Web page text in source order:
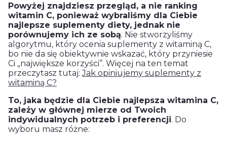
Powyżej znajdziesz przegląd, a nie ranking
witamin C, ponieważ wybraliśmy dla Ciebie
najlepsze suplementy diety, jednak nie
porównujemy ich ze sobą. Nie stworzyliśmy
algorytmu, który ocenia suplementy z witaminą C,
bo nie da się obiektywnie wskazać, który przyniesie
Ci „największe korzyści”. Więcej na ten temat
przeczytasz tutaj:Jak opiniujemy suplementy z
witaminą C?
To, jaka będzie dla Ciebie najlepsza witamina C,
zależy w głównej mierze od Twoich
indywidualnych potrzeb i preferencji. Do
wyboru masz różne: